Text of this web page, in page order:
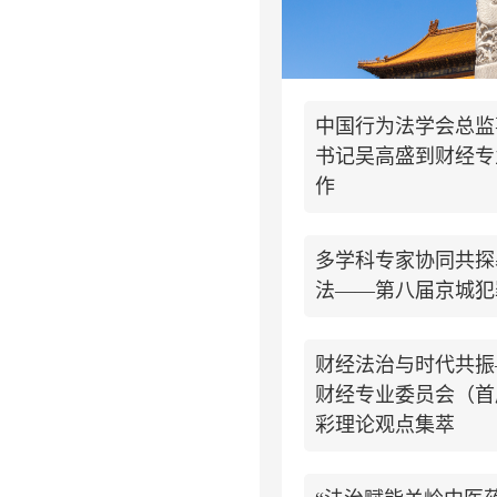
中国行为法学会总
书记吴高盛到财经
作
多学科专家协同共
法——第八届京城犯
财经法治与时代共
财经专业委员会（
彩理论观点集萃